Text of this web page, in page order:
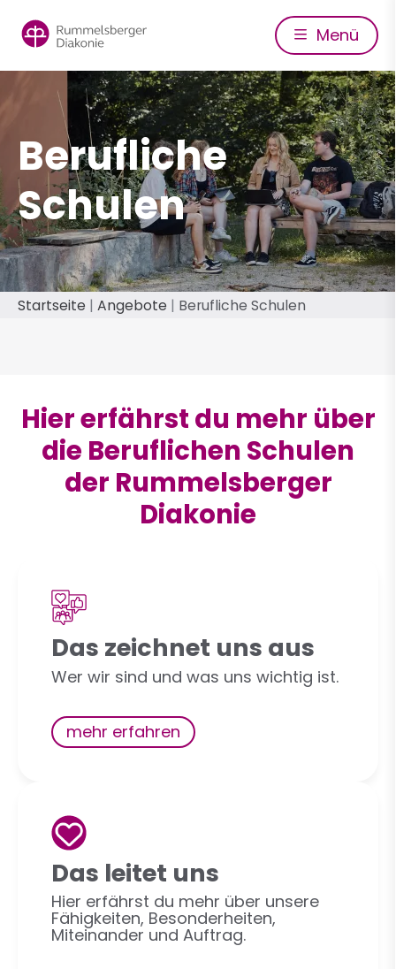
zum
Inhalt
Menü
Berufliche
Schulen
Pfadnavigation
Startseite Angebote Berufliche Schulen
Hier erfährst du mehr über
die Beruflichen Schulen
der Rummelsberger
Diakonie
Das zeichnet uns aus
Wer wir sind und was uns wichtig ist.
mehr erfahren
Das leitet uns
Hier erfährst du mehr über unsere
Fähigkeiten, Besonderheiten,
Miteinander und Auftrag.